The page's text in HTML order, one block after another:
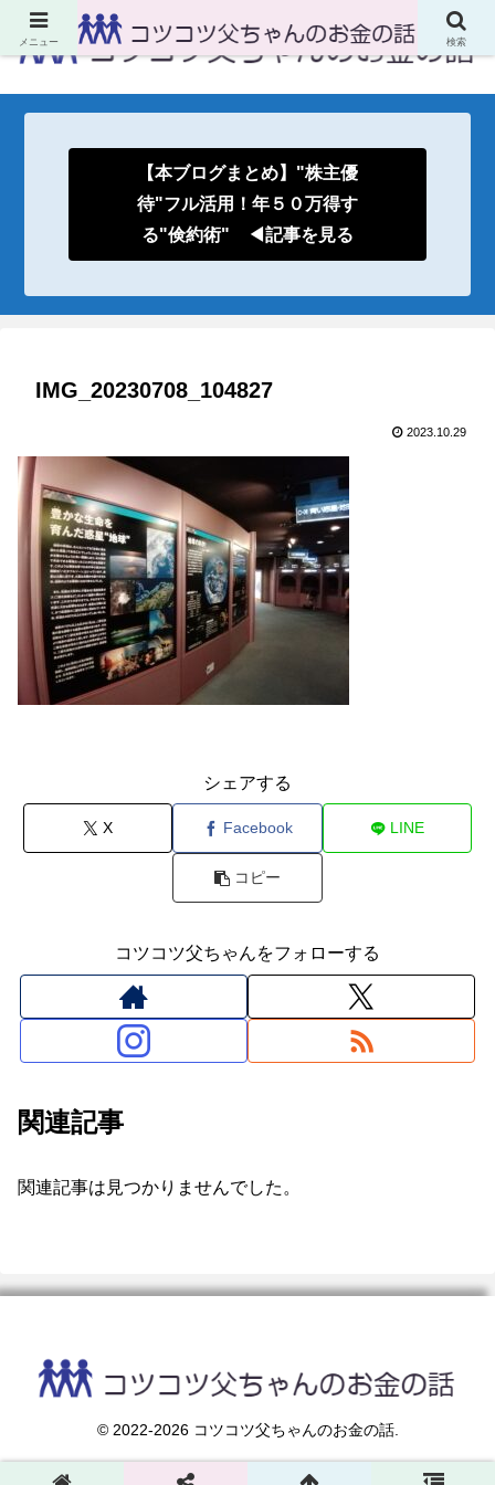
【本ブログまとめ】"株主優
待"フル活用！年５０万得す
る"倹約術" ◀記事を見る
IMG_20230708_104827
2023.10.29
シェアする
X Facebook LINE
コピー
コツコツ父ちゃんをフォローする
関連記事
関連記事は見つかりませんでした。
© 2022-2026 コツコツ父ちゃんのお金の話.
メニュー 検索